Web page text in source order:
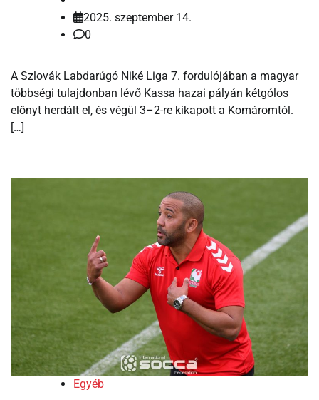
2025. szeptember 14.
0
A Szlovák Labdarúgó Niké Liga 7. fordulójában a magyar
többségi tulajdonban lévő Kassa hazai pályán kétgólos
előnyt herdált el, és végül 3–2-re kikapott a Komáromtól.
[…]
Egyéb